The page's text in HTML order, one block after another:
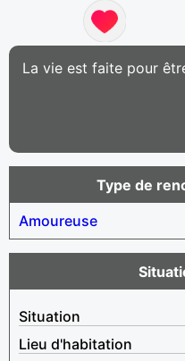
La vie est faite pour
Type de
Amoureuse
Situation
Lieu d'habitation